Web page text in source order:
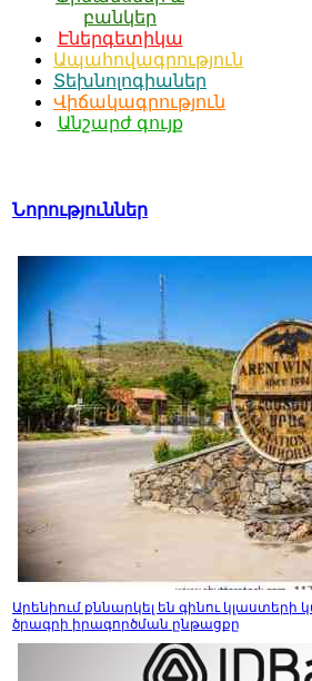
բանկեր
Էներգետիկա
Ապահովագրություն
Տեխնոլոգիաներ
Վիճակագրություն
Անշարժ գույք
Նորություններ
Արենիում քննարկել են գինու կլաստերի
ծրագրի իրագործման ընթացքը